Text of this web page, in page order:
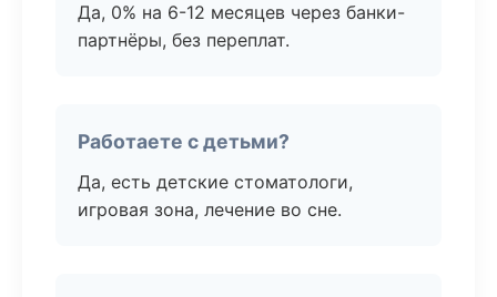
Да, 0% на 6-12 месяцев через банки-
партнёры, без переплат.
Работаете с детьми?
Да, есть детские стоматологи,
игровая зона, лечение во сне.